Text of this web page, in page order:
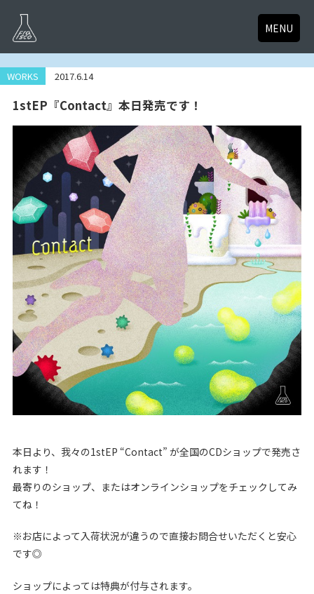
MENU
WORKS 2017.6.14
1stEP『Contact』本日発売です！
本日より、我々の1stEP “Contact” が全国のCDショップで発売さ
れます！
最寄りのショップ、またはオンラインショップをチェックしてみ
てね！
※お店によって入荷状況が違うので直接お問合せいただくと安心
です◎
ショップによっては特典が付与されます。